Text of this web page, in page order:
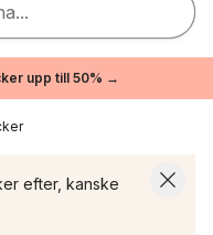
upp till 50% →
efter, kanske